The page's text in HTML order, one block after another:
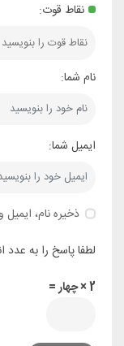
نقاط قوت:
نام شما:
ایمیل شما:
ذخیره نام،
لطفا پاسخ را به عدد
2 × چهار =